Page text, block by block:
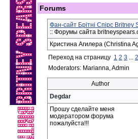
Forums
Фан-сайт Брітні Спірс
:: Форумы сайта
Кристина Агилера (Christina
Переход на страницу 1 2 3 ...
Moderators: Marianna, Admin
Author
Degdar
Прошу сделайте меня
модератором форума
пожалуйста!!!